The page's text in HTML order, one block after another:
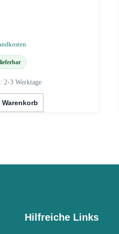
2-3 Werktage
Warenkorb
Hilfreiche Links